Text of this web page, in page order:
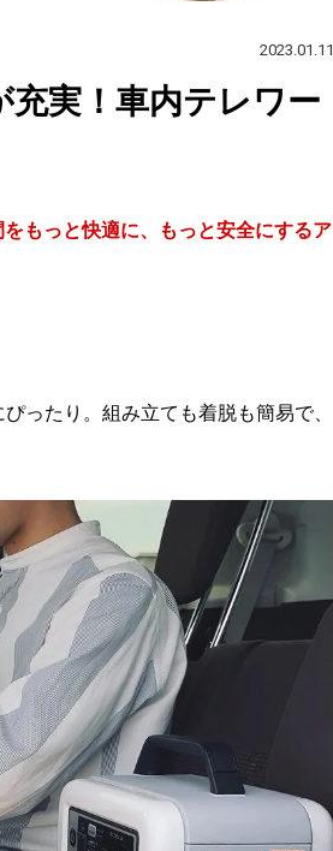
2023.01.11
充実！車内テレワー
もっと快適に、もっと安全にするア
ったり。組み立ても着脱も簡易で、